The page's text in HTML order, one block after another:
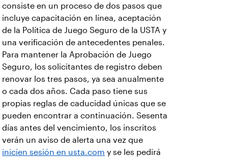
consiste en un proceso de dos pasos que
incluye capacitación en línea, aceptación
de la Política de Juego Seguro de la USTA y
una verificación de antecedentes penales.
Para mantener la Aprobación de Juego
Seguro, los solicitantes de registro deben
renovar los tres pasos, ya sea anualmente
o cada dos años. Cada paso tiene sus
propias reglas de caducidad únicas que se
pueden encontrar a continuación. Sesenta
días antes del vencimiento, los inscritos
verán un aviso de alerta una vez que
inicien sesión en usta.com y se les pedirá